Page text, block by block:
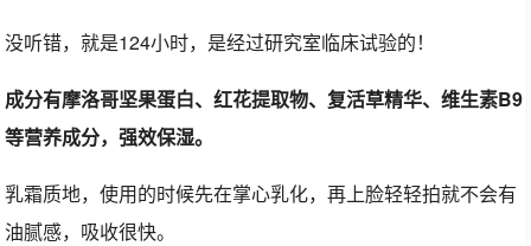
没听错，就是124小时，是经过研究室临床试验的！
成分有摩洛哥坚果蛋白、红花提取物、复活草精华、维生素B9
等营养成分，强效保湿。
乳霜质地，使用的时候先在掌心乳化，再上脸轻轻拍就不会有
油腻感，吸收很快。